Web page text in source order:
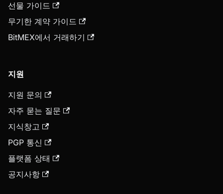
선물 가이드
무기한 계약 가이드
BitMEX에서 거래하기
지원
지원 문의
자주 묻는 질문
지식창고
PGP 통신
플랫폼 상태
공지사항